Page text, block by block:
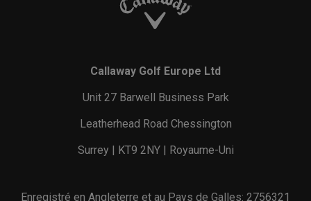
Callaway Golf Europe Ltd
Unit 27 Barwell Business Park
Leatherhead Road Chessington
Surrey | KT9 2NY | Royaume-Uni
Enregistré en Angleterre et au Pays de Galles: 2756321